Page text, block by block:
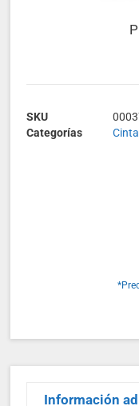
SKU
Categorías
Información